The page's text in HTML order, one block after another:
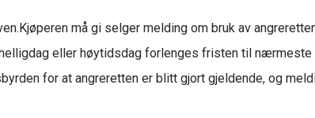
må gi selger melding om bruk av
eller høytidsdag forlenges fristen til nærmeste
for at angreretten er blitt gjort gjeldende, og